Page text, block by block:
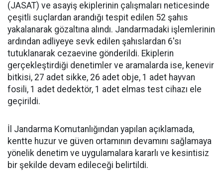
(JASAT) ve asayiş ekiplerinin çalışmaları neticesinde
çeşitli suçlardan arandığı tespit edilen 52 şahıs
yakalanarak gözaltına alındı. Jandarmadaki işlemlerinin
ardından adliyeye sevk edilen şahıslardan 6'sı
tutuklanarak cezaevine gönderildi. Ekiplerin
gerçekleştirdiği denetimler ve aramalarda ise, kenevir
bitkisi, 27 adet sikke, 26 adet obje, 1 adet hayvan
fosili, 1 adet dedektör, 1 adet elmas test cihazı ele
geçirildi.
İl Jandarma Komutanlığından yapılan açıklamada,
kentte huzur ve güven ortamının devamını sağlamaya
yönelik denetim ve uygulamalara kararlı ve kesintisiz
bir şekilde devam edileceği belirtildi.